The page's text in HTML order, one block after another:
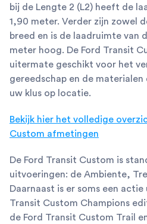
bij de Lengte 2 (L2) heeft de
1,90 meter. Verder zijn zowel
breed en is de laadruimte van
meter hoog. De Ford Transit
uitermate geschikt voor het
gereedschap en de
uw klus op locatie.
Bekijk hier het volledige
Custom afmetingen
De Ford Transit Custom is
uitvoeringen: de Ambiente,
Daarnaast is er soms een
Transit Custom Champions
de Ford Transit Custom Trail